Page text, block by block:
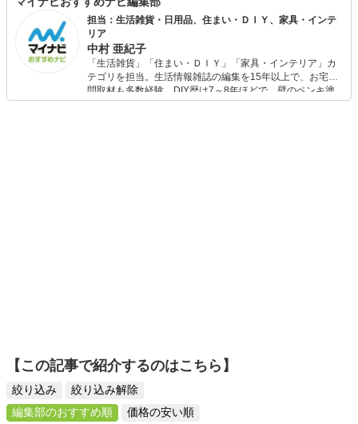
なく身につけるものや持ち物も自分好みにしたいと、趣味
でレザークラフトを始め、現在ではオーダーメイドで作
る、レザークラフト作家としても活躍中。
担当：生活雑貨・日用品、住まい・ＤＩＹ、家具・インテ
リア
中村 亜紀子
「生活雑貨」「住まい・ＤＩＹ」「家具・インテリア」カ
テゴリを担当。生活情報雑誌の編集を15年以上で、お宅訪
問取材も多数経験。DIY歴は7～8年ほどで、壁のペンキ塗
りや壁紙チェンジなどもチャレンジ済み。初心者でもモノ
【この記事で紹介するのはこちら】
絞り込み
絞り込み解除
編集部のおすすめ順
価格の安い順